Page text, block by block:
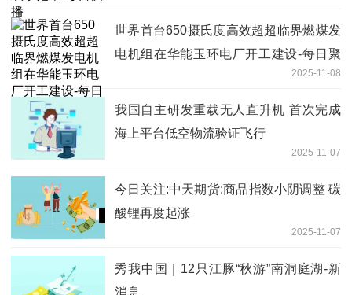
世界首台650摄氏度高效超超临界燃煤发
电机组在华能玉环电厂开工建设-每日聚
2025-11-08
我国自主研发重载无人直升机 首次完成
海上平台低空物流验证飞行
2025-11-07
今日关注:中天期货:商品指数小阴调整 碳
酸锂再度起涨
2025-11-07
秀我中国｜12只江豚“秋游”南洞庭湖-新
消息